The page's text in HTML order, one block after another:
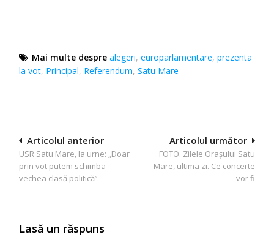
Mai multe despre alegeri,europarlamentare,prezenta
la vot, Principal, Referendum,Satu Mare
Navigare
în
articole
Articolul următor
FOTO. Zilele Orașului Satu
Mare, ultima zi. Ce concerte
vor fi
Articolul anterior
USR Satu Mare, la urne: „Doar
prin vot putem schimba
vechea clasă politică”
Lasă un răspuns